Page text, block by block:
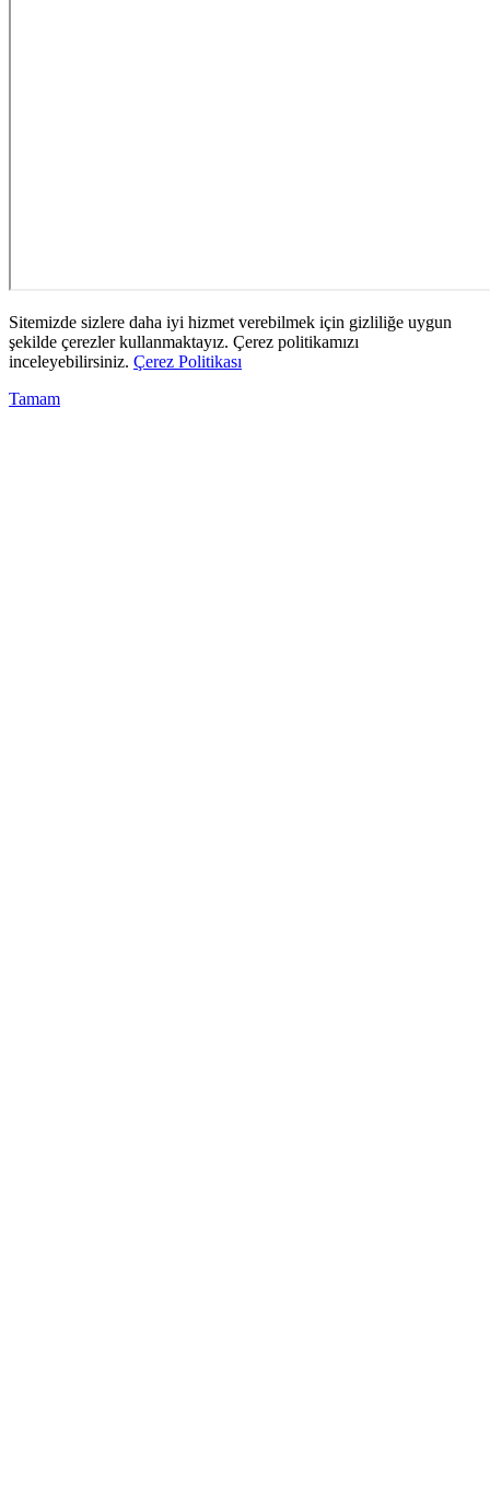
Sitemizde sizlere daha iyi hizmet verebilmek için gizliliğe uygun
şekilde çerezler kullanmaktayız. Çerez politikamızı
inceleyebilirsiniz. Çerez Politikası
Tamam